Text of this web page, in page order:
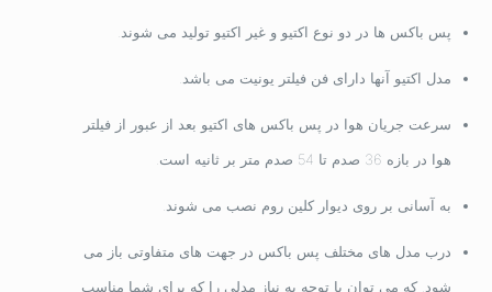
پس باکس ها در دو نوع اکتیو و غیر اکتیو تولید می شوند.
مدل اکتیو آنها دارای فن فیلتر یونیت می باشد.
سرعت جریان هوا در پس باکس های اکتیو بعد از عبور از فیلتر
هوا در بازه 36 صدم تا 54 صدم متر بر ثانیه است.
به آسانی بر روی دیوار کلین روم نصب می شوند.
درب مدل های مختلف پس باکس در جهت های متفاوتی باز می
شود. که می توان با توجه به نیاز مدلی را که برای شما مناسب